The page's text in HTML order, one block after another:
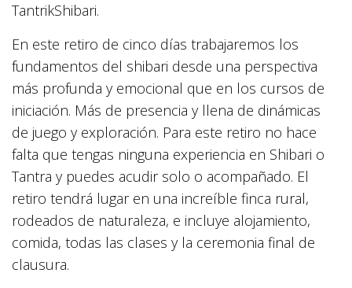
TantrikShibari.
En este retiro de cinco días trabajaremos los
fundamentos del shibari desde una perspectiva
más profunda y emocional que en los cursos de
iniciación. Más de presencia y llena de dinámicas
de juego y exploración. Para este retiro no hace
falta que tengas ninguna experiencia en Shibari o
Tantra y puedes acudir solo o acompañado. El
retiro tendrá lugar en una increíble finca rural,
rodeados de naturaleza, e incluye alojamiento,
comida, todas las clases y la ceremonia final de
clausura.